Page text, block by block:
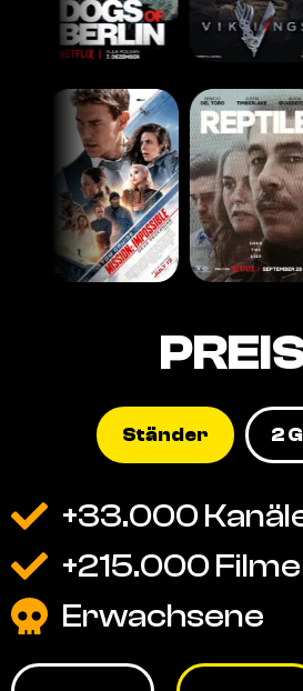
Ständer 2
+33.000
+215.000
Erwachsene